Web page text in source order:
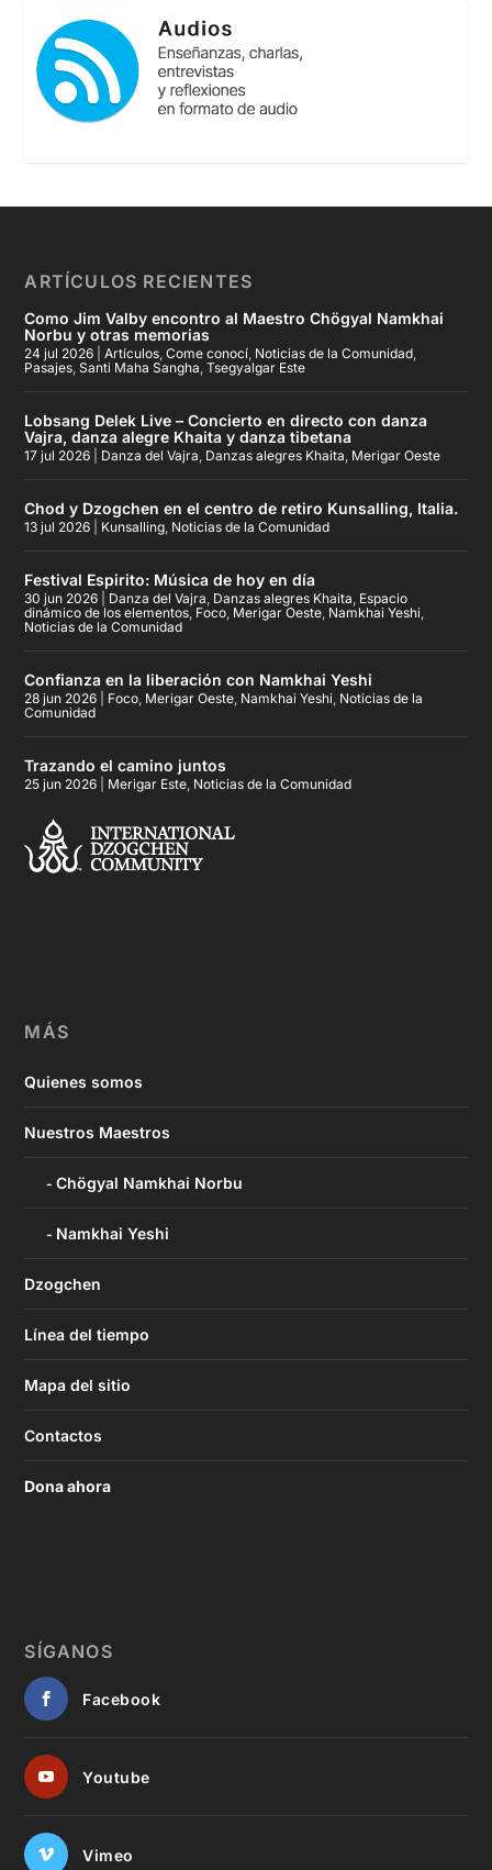
ARTÍCULOS RECIENTES
Como Jim Valby encontro al Maestro Chögyal Namkhai
Norbu y otras memorias
24 jul 2026 |Artículos ,Come conocí Noticias de la Comunidad
Pasajes ,Santi Maha Sangha ,Tsegyalgar Este
Lobsang Delek Live – Concierto en directo con danza
Vajra, danza alegre Khaita y danza tibetana
17 jul 2026 Danza del Vajra Danzas alegres Khaita Merigar Oeste
Chod y Dzogchen en el centro de retiro Kunsalling, Italia.
13 jul 2026 Kunsalling Noticias de la Comunidad
Festival Espirito: Música de hoy en día
30 jun 2026 Danza del Vajra Danzas alegres Khaita Espacio
dinámico de los elementos Foco Merigar Oeste Namkhai Yeshi
Noticias de la Comunidad
Confianza en la liberación con Namkhai Yeshi
28 jun 2026 Foco Merigar Oeste Namkhai Yeshi Noticias de la
Comunidad
Trazando el camino juntos
25 jun 2026 Merigar Este Noticias de la Comunidad
MÁS
Quienes somos
Nuestros Maestros
Chögyal Namkhai Norbu
Namkhai Yeshi
Dzogchen
Línea del tiempo
Mapa del sitio
Contactos
Dona ahora
SÍGANOS
Facebook
Youtube
Vimeo